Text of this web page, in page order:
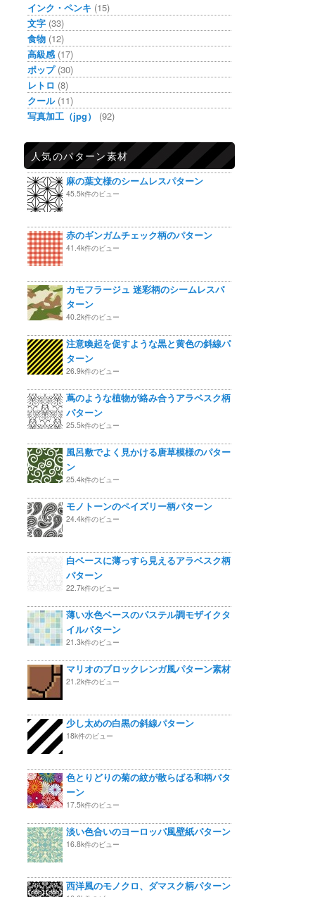
インク・ペンキ (15)
文字 (33)
食物 (12)
高級感 (17)
ポップ(30)
レトロ (8)
クール(11)
写真加工（jpg）
(92)
人気のパターン素材
麻の葉文様のシームレスパターン
45.5k件のビュー
赤のギンガムチェック柄のパターン
41.4k件のビュー
カモフラージュ 迷彩柄のシームレスパ
ターン
40.2k件のビュー
注意喚起を促すような黒と黄色の斜線パ
ターン
26.9k件のビュー
蔦のような植物が絡み合うアラベスク柄
パターン
25.5k件のビュー
風呂敷でよく見かける唐草模様のパター
ン
25.4k件のビュー
モノトーンのペイズリー柄パターン
24.4k件のビュー
白ベースに薄っすら見えるアラベスク柄
パターン
22.7k件のビュー
薄い水色ベースのパステル調モザイクタ
イルパターン
21.3k件のビュー
マリオのブロックレンガ風パターン素材
21.2k件のビュー
少し太めの白黒の斜線パターン
18k件のビュー
色とりどりの菊の紋が散らばる和柄パタ
ーン
17.5k件のビュー
淡い色合いのヨーロッパ風壁紙パターン
16.8k件のビュー
西洋風のモノクロ、ダマスク柄パターン